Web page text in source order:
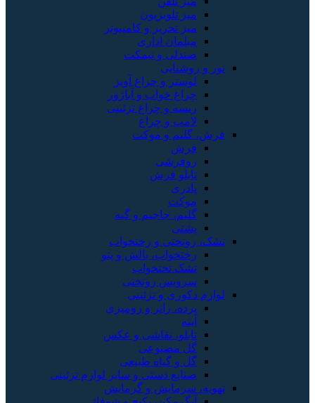
میز تلویزیون
میز تحریر و کامپیوتر
مبلمان اداری
صندلی و نیمکت
نور و روشنایی
لوستر و چراغ آویز
چراغ خواب و آباژور
ریسه و چراغ تزئینی
لامپ و چراغ
فرش، گلیم و موکت
فرش
روفرشی
تابلو فرش
پادری
موکت
گلیم، جاجیم و گبه
پشتی
تشک، روتختی و رختخواب
رختخواب، بالش و پتو
تشک تختخواب
سرویس روتختی
لوازم دکوری و تزئینی
پرده، رانر و رومیزی
آینه
تابلو، نقاشی و عکس
گل مصنوعی
گل و گیاه طبیعی
صنایع دستی و سایر لوازم تزئینی
تهویه، سرمایش و گرمایش